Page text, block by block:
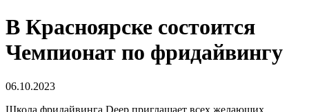
В Красноярске состоится
Чемпионат по фридайвингу
06.10.2023
Школа фридайвинга Deep приглашает всех желающих